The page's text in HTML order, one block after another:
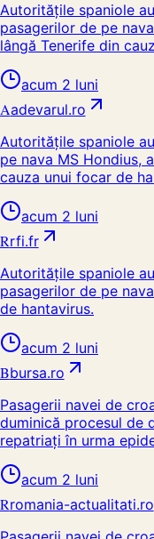
Autoritățile spaniole
pasagerilor de pe
lângă Tenerife din
acum 2 luni
Aadevarul.ro
Autoritățile spaniole
pe nava MS Hondius,
cauza unui focar de
acum 2 luni
Rrfi.fr
Autoritățile spaniole
pasagerilor de pe
de hantavirus.
acum 2 luni
Bbursa.ro
Pasagerii navei de
duminică procesul de
repatriați în urma
acum 2 luni
Rromania-actualitati.ro